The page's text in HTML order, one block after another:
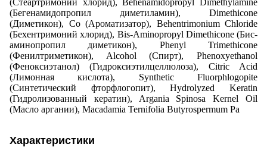
(Бегенамидопропил диметиламин), Dimethicone
(Диметикон), Co (Ароматизатор), Behentrimonium Chloride
(Бехентримоний хлорид), Bis-Aminopropyl Dimethicone (Бис-
аминопропил диметикон), Phenyl Trimethicone
(Фенилтриметикон), Alcohol (Спирт), Phenoxyethanol
(Феноксиэтанол) (Гидроксиэтилцеллюлоза), Citric Acid
(Лимонная кислота), Synthetic Fluorphlogopite
(Синтетический фторфлогопит), Hydrolyzed Keratin
(Гидролизованный кератин), Argania Spinosa Kernel Oil
(Масло аргании), Macadamia Ternifolia Butyrospermum Pa
Характеристики